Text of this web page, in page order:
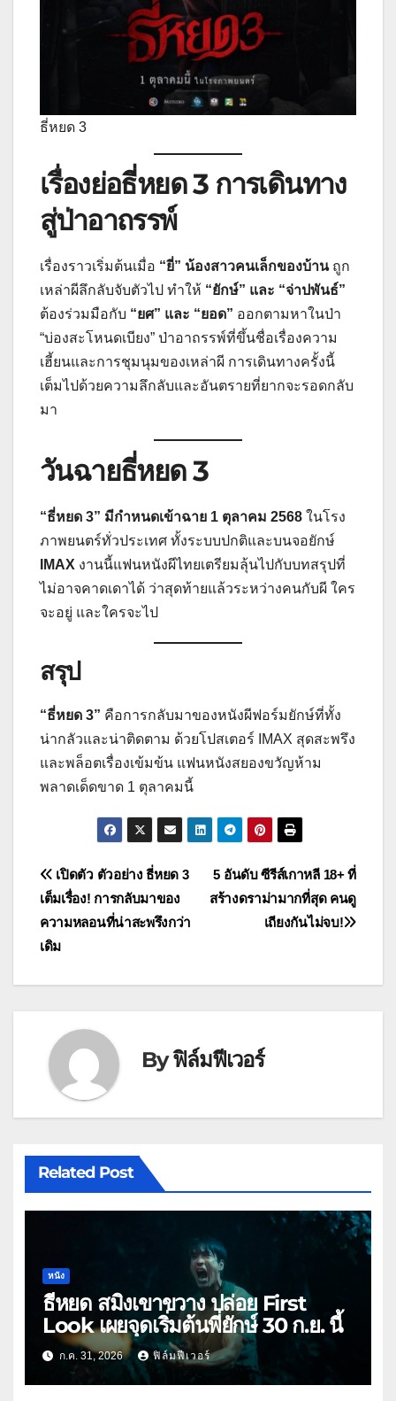
ธี่หยด 3
เรื่องย่อธี่หยด 3 การเดินทาง
สู่ป่าอาถรรพ์
เรื่องราวเริ่มต้นเมื่อ “ยี่” น้องสาวคนเล็กของบ้านถูก
เหล่าผีลึกลับจับตัวไป ทำให้ “ยักษ์” และ “จ่าปพันธ์”
ต้องร่วมมือกับ “ยศ” และ “ยอด” ออกตามหาในป่า
“บ่องสะโหนดเบียง” ป่าอาถรรพ์ที่ขึ้นชื่อเรื่องความ
เฮี้ยนและการชุมนุมของเหล่าผี การเดินทางครั้งนี้
เต็มไปด้วยความลึกลับและอันตรายที่ยากจะรอดกลับ
มา
วันฉายธี่หยด 3
“ธี่หยด 3” มีกำหนดเข้าฉาย 1 ตุลาคม 2568 ในโรง
ภาพยนตร์ทั่วประเทศ ทั้งระบบปกติและบนจอยักษ์
IMAX งานนี้แฟนหนังผีไทยเตรียมลุ้นไปกับบทสรุปที่
ไม่อาจคาดเดาได้ ว่าสุดท้ายแล้วระหว่างคนกับผี ใคร
จะอยู่ และใครจะไป
สรุป
“ธี่หยด 3” คือการกลับมาของหนังผีฟอร์มยักษ์ที่ทั้ง
น่ากลัวและน่าติดตาม ด้วยโปสเตอร์ IMAX สุดสะพรึง
และพล็อตเรื่องเข้มข้น แฟนหนังสยองขวัญห้าม
พลาดเด็ดขาด 1 ตุลาคมนี้
แนะแนว
เรื่อง
5 อันดับ ซีรีส์เกาหลี 18+ ที่
สร้างดราม่ามากที่สุด คนดู
เถียงกันไม่จบ!
เปิดตัว ตัวอย่าง ธี่หยด 3
เต็มเรื่อง! การกลับมาของ
ความหลอนที่น่าสะพรึงกว่า
เดิม
Byฟิล์มฟีเวอร์
Related Post
หนัง
ธี่หยด สมิงเขาขวาง ปล่อย First
Look เผยจุดเริ่มต้นพี่ยักษ์ 30 ก.ย. นี้
ก.ค. 31, 2026 ฟิล์มฟีเวอร์